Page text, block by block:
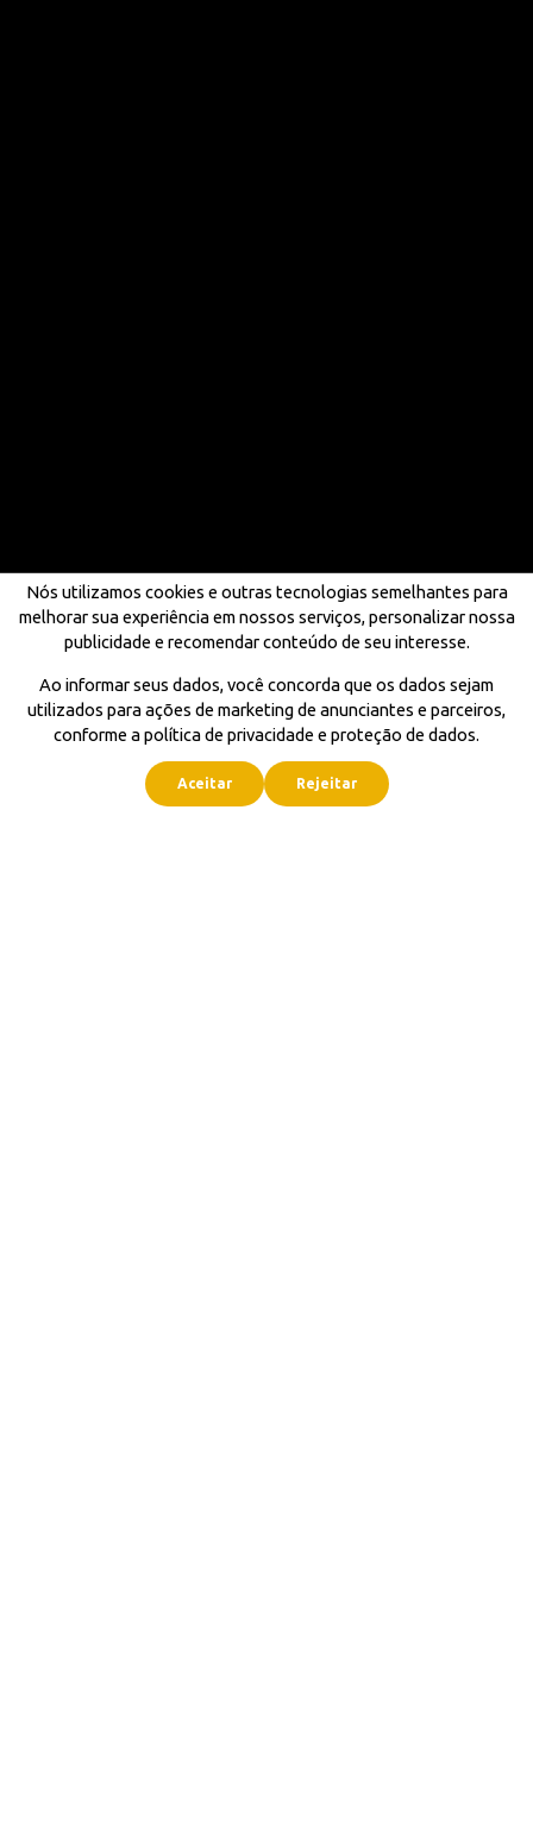
Nós utilizamos cookies e outras tecnologias semelhantes para
melhorar sua experiência em nossos serviços, personalizar nossa
publicidade e recomendar conteúdo de seu interesse.
Ao informar seus dados, você concorda que os dados sejam
utilizados para ações de marketing de anunciantes e parceiros,
conforme a política de privacidade e proteção de dados.
Aceitar Rejeitar